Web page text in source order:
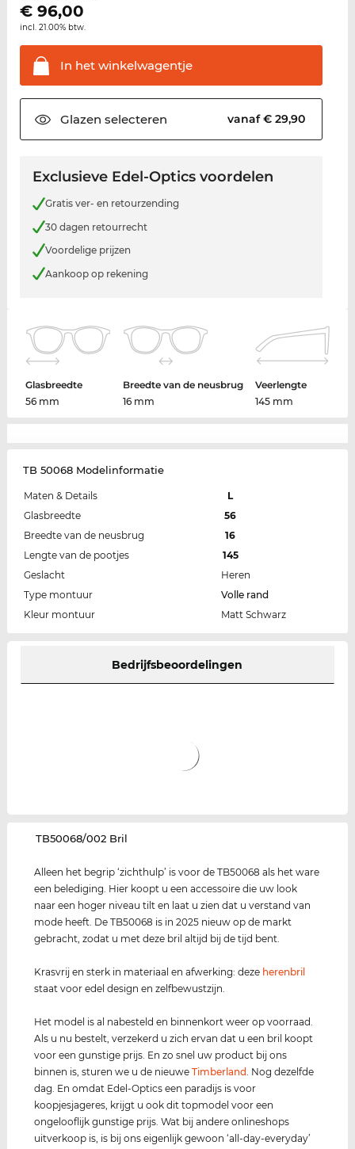
€ 96,00
incl. 21.00% btw.
In hetwinkelwagentje
Glazen selecteren vanaf € 29,90
Exclusieve Edel-Optics voordelen
Gratis ver- en retourzending
30 dagen retourrecht
Voordelige prijzen
Aankoop op rekening
Glasbreedte
56 mm
Breedte van de neusbrug
16 mm
Veerlengte
145 mm
TB 50068 Modelinformatie
Maten & Details
L
Glasbreedte
56
Breedte van de neusbrug
16
Lengte van de pootjes
145
Geslacht
Heren
Type montuur
Volle rand
Kleur montuur
Matt Schwarz
Bedrijfsbeoordelingen
‌TB50068/002 Bril
Alleen het begrip ‘zichthulp’ is voor de TB50068 als het ware
een belediging. Hier koopt u een accessoire die uw look
naar een hoger niveau tilt en laat u zien dat u verstand van
mode heeft. De TB50068 is in 2025 nieuw op de markt
gebracht, zodat u met deze bril altijd bij de tijd bent.
Krasvrij en sterk in materiaal en afwerking: deze herenbril
staat voor edel design en zelfbewustzijn.
Het model is al nabesteld en binnenkort weer op voorraad.
Als u nu bestelt, verzekerd u zich ervan dat u een bril koopt
voor een gunstige prijs. En zo snel uw product bij ons
binnen is, sturen we u de nieuweTimberland. Nog dezelfde
dag. En omdat Edel-Optics een paradijs is voor
koopjesjageres, krijgt u ook dit topmodel voor een
ongelooflijk gunstige prijs. Wat bij andere onlineshops
uitverkoop is, is bij ons eigenlijk gewoon ‘all-day-everyday’